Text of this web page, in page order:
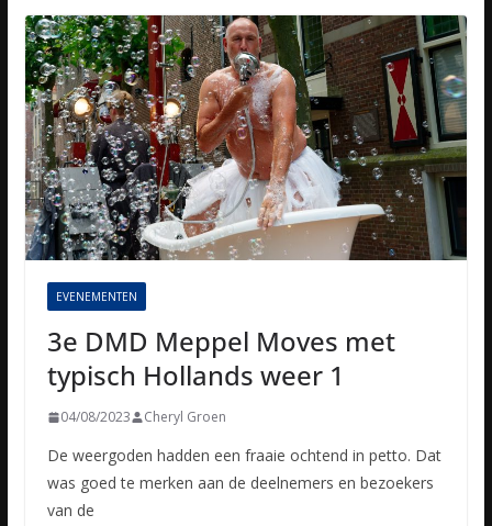
EVENEMENTEN
3e DMD Meppel Moves met
typisch Hollands weer 1
04/08/2023 Cheryl Groen
De weergoden hadden een fraaie ochtend in petto. Dat
was goed te merken aan de deelnemers en bezoekers
van de